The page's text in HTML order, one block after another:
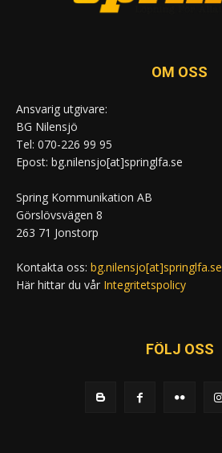
OM OSS
Ansvarig utgivare:
BG Nilensjö
Tel: 070-226 99 95
Epost: bg.nilensjo[at]springlfa.se
Spring Kommunikation AB
Görslövsvägen 8
263 71 Jonstorp
Kontakta oss: bg.nilensjo[at]springlfa.se
Här hittar du vår Integritetspolicy
FÖLJ OSS